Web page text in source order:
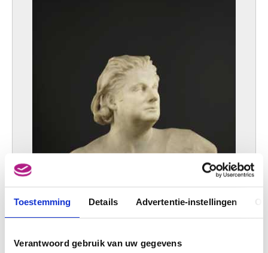
Toestemming Details Advertentie-instellingen
Verantwoord gebruik van uw gegevens
Eugène Ysaÿe, violist (1858-1931)